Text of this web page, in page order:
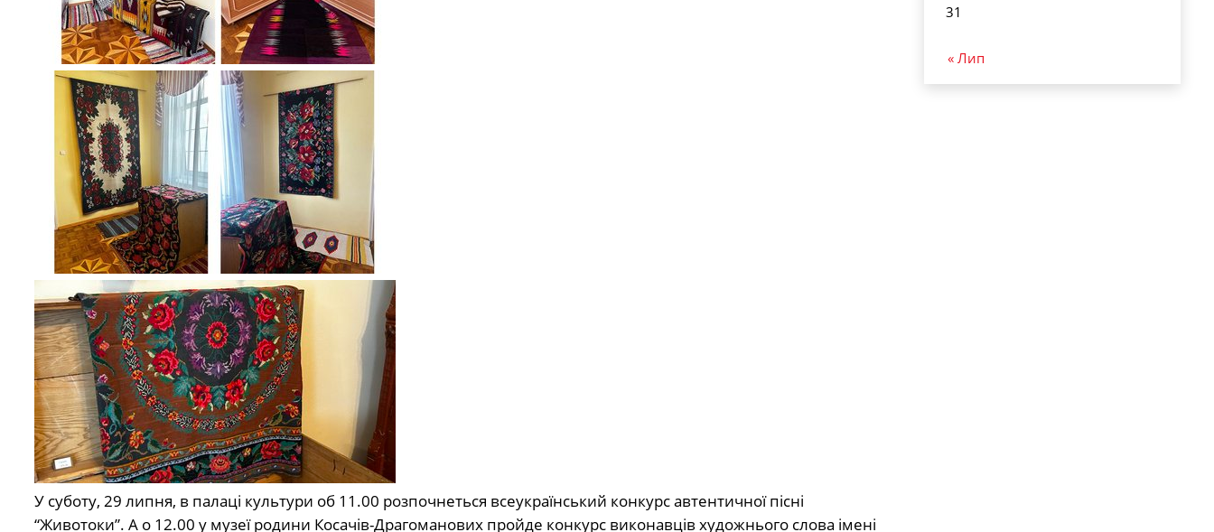
У суботу, 29 липня, в палаці культури об 11.00 розпочнеться всеукраїнський конкурс автентичної пісні
“Животоки”. А о 12.00 у музеї родини Косачів-Драгоманових пройде конкурс виконавців художнього слова імені
31
« Лип